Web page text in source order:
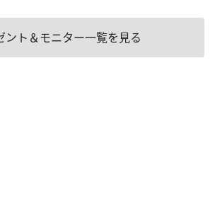
ント＆モニター一覧を見る